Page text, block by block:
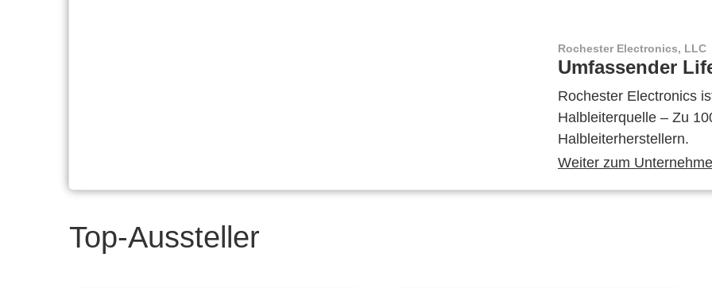
Rochester Electronics, LLC
Umfassender
Rochester Electronics
Halbleiterquelle – Zu
Halbleiterherstellern.
Weiter zum
Top-Aussteller